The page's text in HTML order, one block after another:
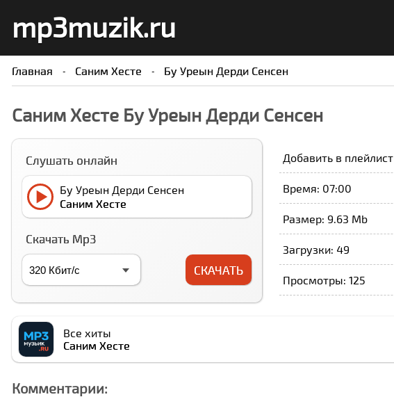
mp3muzik.ru
Главная Cаним Xесте Бу Уреын Дерди Сенсен
Cаним Xесте Бу Уреын Дерди Сенсен
Слушать онлайн
Бу Уреын Дерди Сенсен
Cаним Xесте
Скачать Mp3
СКАЧАТЬ
Добавить в плейлист
Время: 07:00
Размер: 9.63 Mb
Загрузки: 49
Просмотры: 125
Все хиты
Cаним Xесте
Комментарии: